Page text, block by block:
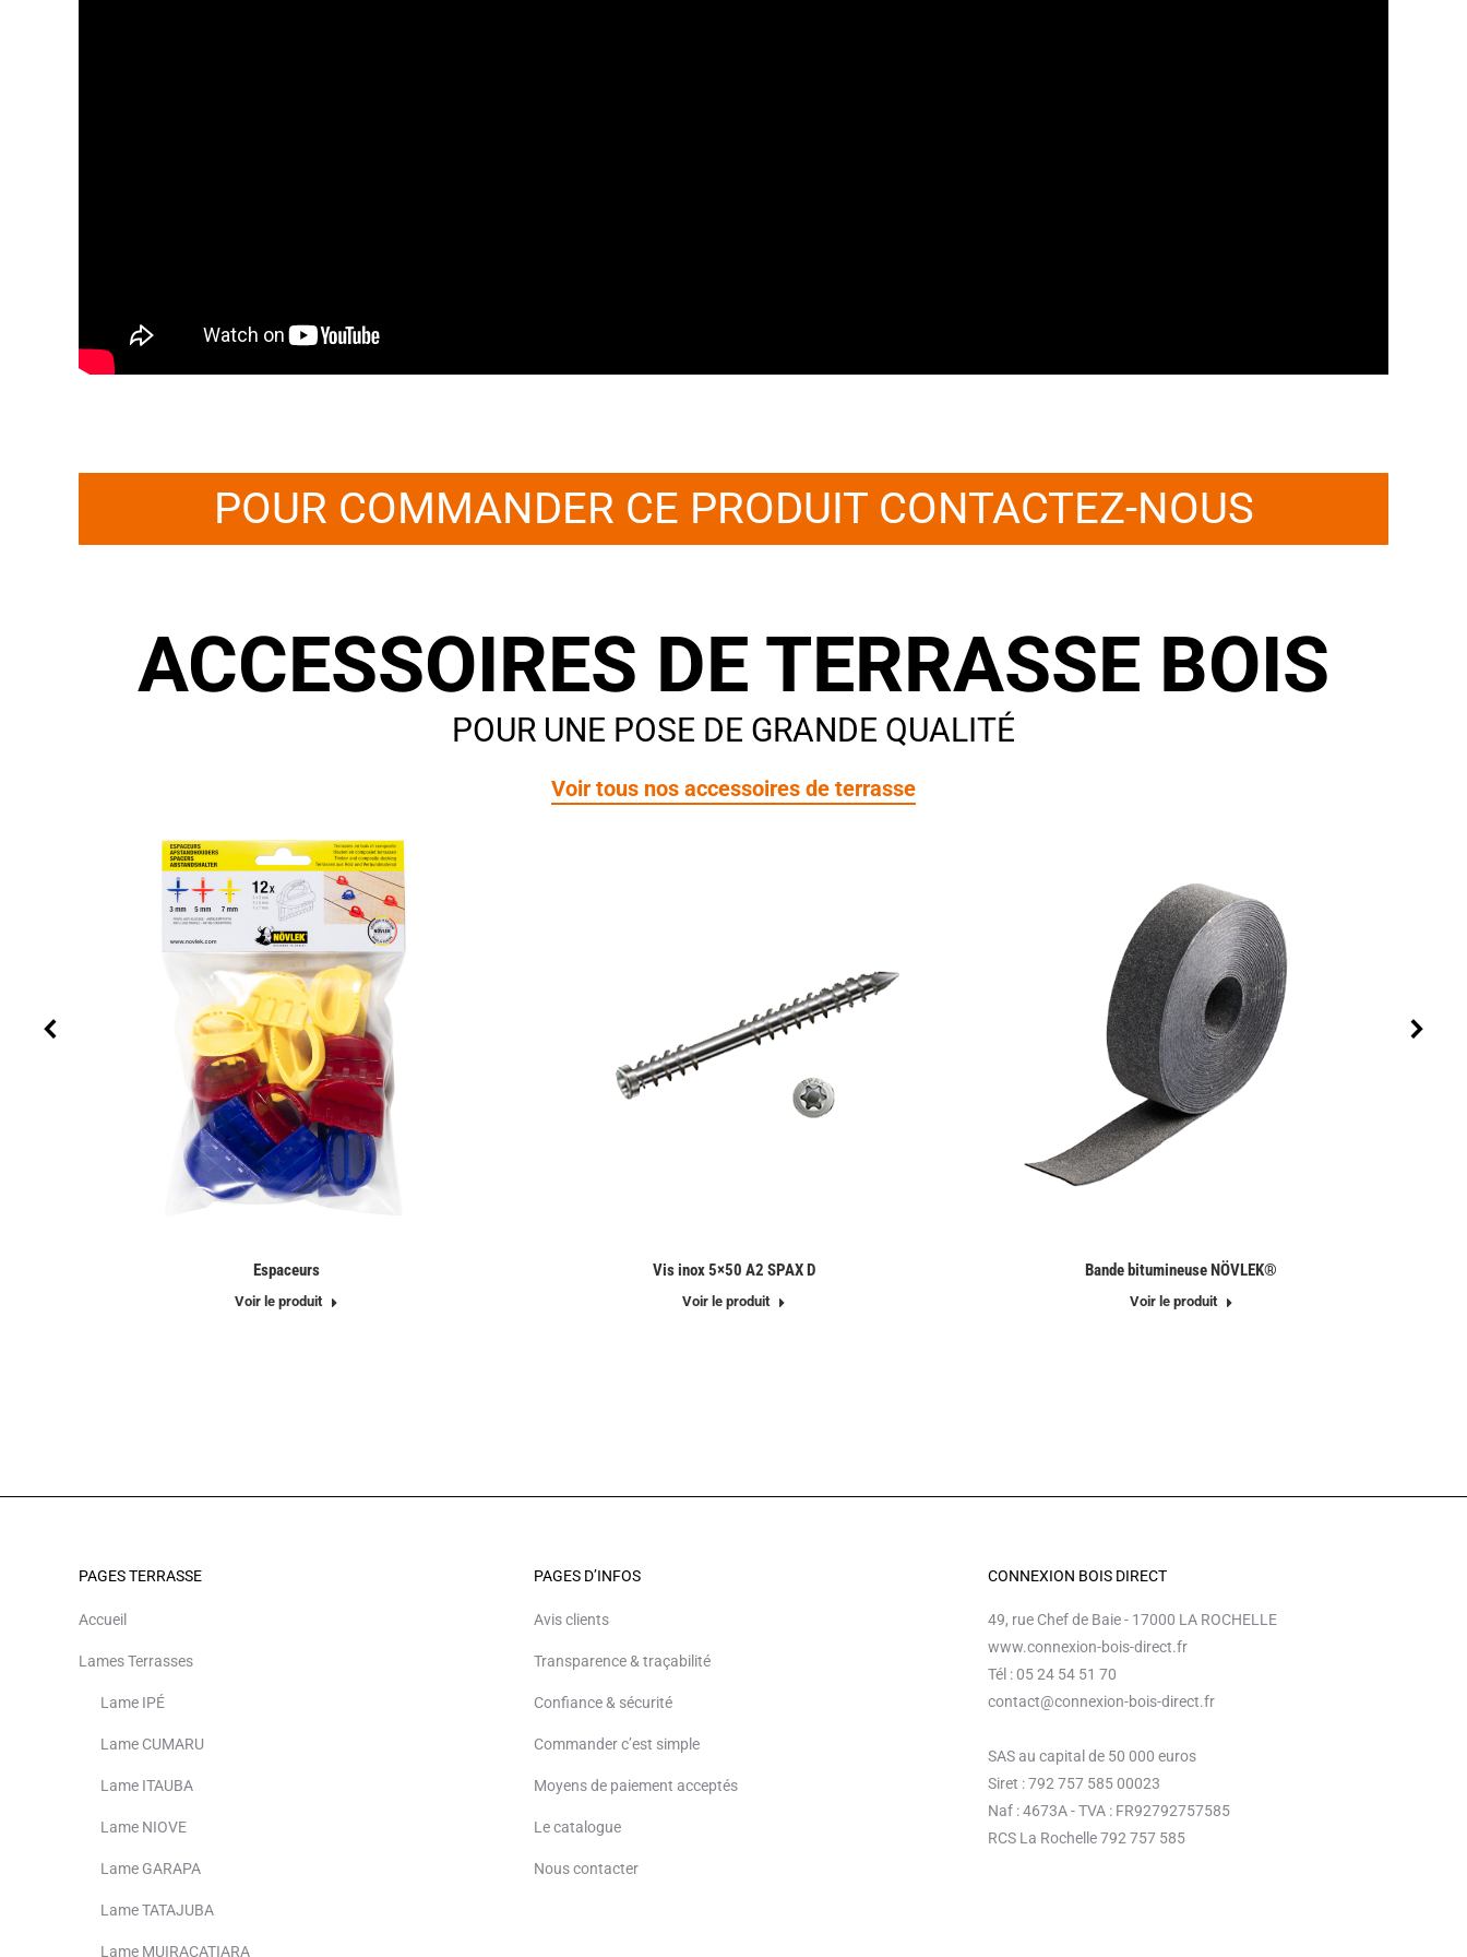
POUR COMMANDER CE PRODUIT CONTACTEZ-NOUS
ACCESSOIRES DE TERRASSE BOIS
POUR UNE POSE DE GRANDE QUALITÉ
Voir tous nos accessoires de terrasse
Espaceurs
Voir le produit
Vis inox 5×50 A2 SPAX D
Voir le produit
Bande bitumineuse NÖVLEK®
Voir le produit
PAGES TERRASSE
Accueil
Lames Terrasses
Lame IPÉ
Lame CUMARU
Lame ITAUBA
Lame NIOVE
Lame GARAPA
Lame TATAJUBA
Lame MUIRACATIARA
PAGES D’INFOS
Avis clients
Transparence & traçabilité
Confiance & sécurité
Commander c’est simple
Moyens de paiement acceptés
Le catalogue
Nous contacter
CONNEXION BOIS DIRECT
49, rue Chef de Baie - 17000 LA ROCHELLE
www.connexion-bois-direct.fr
Tél : 05 24 54 51 70
contact@connexion-bois-direct.fr
SAS au capital de 50 000 euros
Siret : 792 757 585 00023
Naf : 4673A - TVA : FR92792757585
RCS La Rochelle 792 757 585